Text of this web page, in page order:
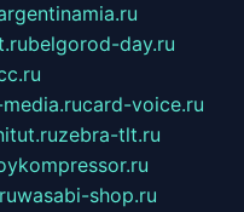
belgorod-day.ru
card-voice.ru
zebra-tlt.ru
wasabi-shop.ru